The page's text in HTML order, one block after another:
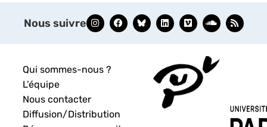
Nous suivre
Qui sommes-nous ?
L’équipe
Nous contacter
Diffusion/Distribution